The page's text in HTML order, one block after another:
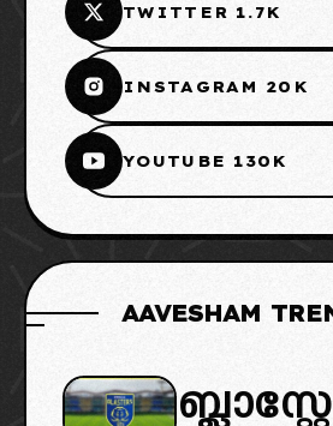
TWITTER 1.7K
INSTAGRAM 20K
YOUTUBE 130K
AAVESHAM